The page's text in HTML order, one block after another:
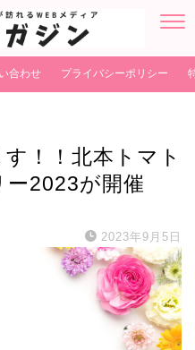
合わせ プライバシーポリシー
！！北本トマト
2023が開催
2023年9月5日